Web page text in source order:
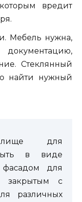
вредит
Мебель нужна,
Стеклянный
найти нужный
для
в виде
для
закрытым с
различных